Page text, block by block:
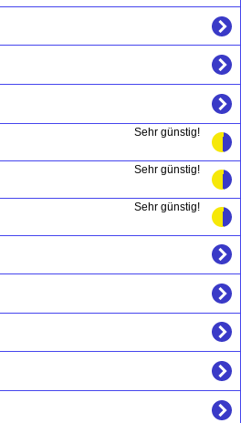
Sehr günstig!
Sehr günstig!
Sehr günstig!